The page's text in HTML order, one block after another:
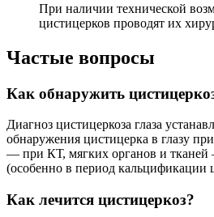
При наличии технической
цистицерков проводят их
Частые вопросы
Как обнаружить
Диагноз цистицеркоза глаза
обнаружения цистицерка в глазу
— при КТ, мягких органов и тканей
(особенно в период кальцификации
Как лечится цистицеркоз?